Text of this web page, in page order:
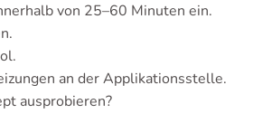
von 25–60 Minuten ein.
an der Applikationsstelle.
ausprobieren?